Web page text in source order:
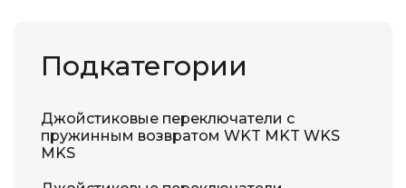
Подкатегории
Джойстиковые переключатели с
пружинным возвратом WKT MKT WKS
MKS